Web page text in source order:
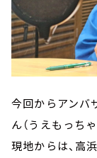
今回からアンバ
ん（うえもっちゃ
現地からは、高